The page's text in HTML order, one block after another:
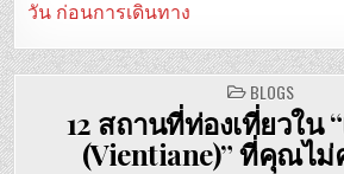
วัน ก่อนการเดินทาง
POSTED
IN
BLOGS
12 สถานที่ท่องเที่ยวใน
(Vientiane)” ที่คุณไ